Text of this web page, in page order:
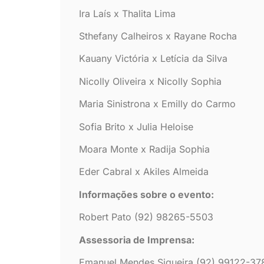
Ira Laís x Thalita Lima
Sthefany Calheiros x Rayane Rocha
Kauany Victória x Letícia da Silva
Nicolly Oliveira x Nicolly Sophia
Maria Sinistrona x Emilly do Carmo
Sofia Brito x Julia Heloise
Moara Monte x Radija Sophia
Eder Cabral x Akiles Almeida
Informações sobre o evento:
Robert Pato (92) 98265-5503
Assessoria de Imprensa: